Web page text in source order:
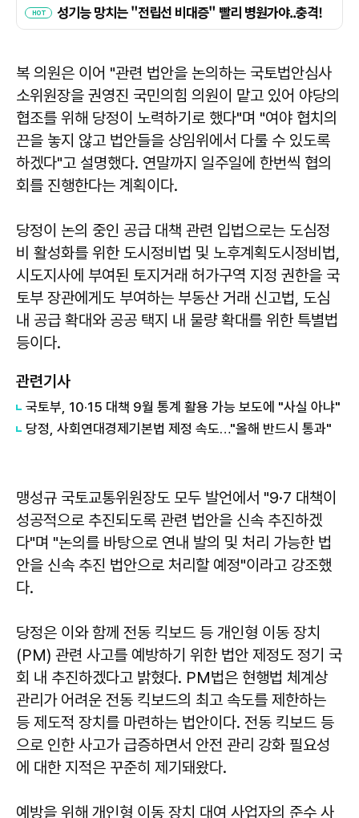
복 의원은 이어 "관련 법안을 논의하는 국토법안심사
소위원장을 권영진 국민의힘 의원이 맡고 있어 야당의
협조를 위해 당정이 노력하기로 했다"며 "여야 협치의
끈을 놓지 않고 법안들을 상임위에서 다룰 수 있도록
하겠다"고 설명했다. 연말까지 일주일에 한번씩 협의
회를 진행한다는 계획이다.
당정이 논의 중인 공급 대책 관련 입법으로는 도심정
비 활성화를 위한 도시정비법 및 노후계획도시정비법,
시도지사에 부여된 토지거래 허가구역 지정 권한을 국
토부 장관에게도 부여하는 부동산 거래 신고법, 도심
내 공급 확대와 공공 택지 내 물량 확대를 위한 특별법
등이다.
관련기사
국토부, 10·15 대책 9월 통계 활용 가능 보도에 "사실 아냐"
당정, 사회연대경제기본법 제정 속도…"올해 반드시 통과"
맹성규 국토교통위원장도 모두 발언에서 "9·7 대책이
성공적으로 추진되도록 관련 법안을 신속 추진하겠
다"며 "논의를 바탕으로 연내 발의 및 처리 가능한 법
안을 신속 추진 법안으로 처리할 예정"이라고 강조했
다.
당정은 이와 함께 전동 킥보드 등 개인형 이동 장치
(PM) 관련 사고를 예방하기 위한 법안 제정도 정기 국
회 내 추진하겠다고 밝혔다. PM법은 현행법 체계상
관리가 어려운 전동 킥보드의 최고 속도를 제한하는
등 제도적 장치를 마련하는 법안이다. 전동 킥보드 등
으로 인한 사고가 급증하면서 안전 관리 강화 필요성
에 대한 지적은 꾸준히 제기돼왔다.
예방을 위해 개인형 이동 장치 대여 사업자의 준수 사